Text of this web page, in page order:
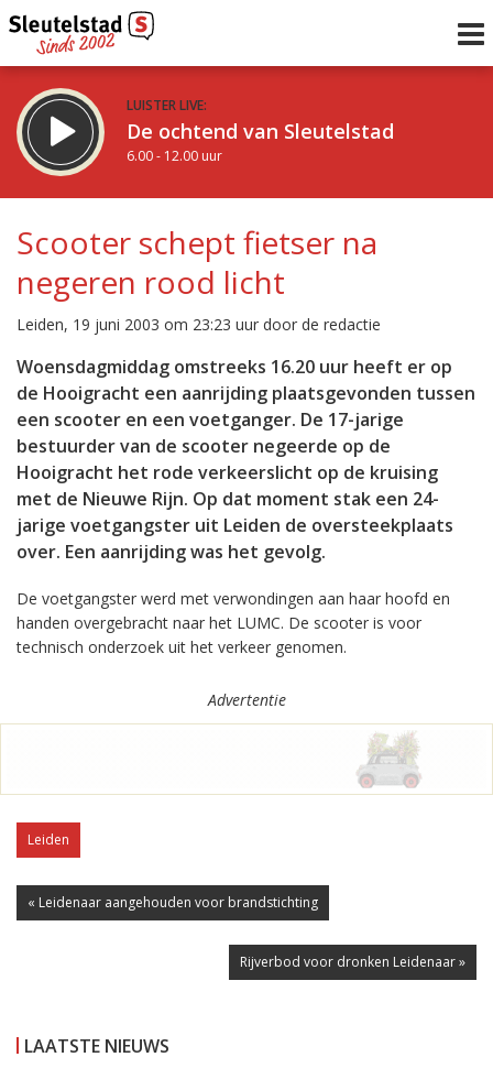
LUISTER LIVE:
De ochtend van Sleutelstad
6.00 - 12.00 uur
De middag van Sleutelstad
12.00 - 18.00 uur
Vorig uur
uur 1 van 0
Inklappen
Scooter schept fietser na
negeren rood licht
Leiden, 19 juni 2003 om 23:23 uur door de redactie
Woensdagmiddag omstreeks 16.20 uur heeft er op
de Hooigracht een aanrijding plaatsgevonden tussen
een scooter en een voetganger. De 17-jarige
bestuurder van de scooter negeerde op de
Hooigracht het rode verkeerslicht op de kruising
met de Nieuwe Rijn. Op dat moment stak een 24-
jarige voetgangster uit Leiden de oversteekplaats
over. Een aanrijding was het gevolg.
De voetgangster werd met verwondingen aan haar hoofd en
handen overgebracht naar het LUMC. De scooter is voor
technisch onderzoek uit het verkeer genomen.
Advertentie
Leiden
« Leidenaar aangehouden voor brandstichting
Rijverbod voor dronken Leidenaar »
LAATSTE NIEUWS